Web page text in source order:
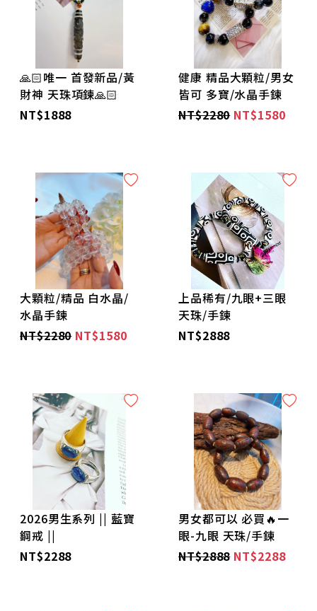
🌹水晶 聖物必備用品/碎石消磁/精油保養 區🌹
🌼大手圍大尺寸 手鍊🌼
🌻雙圈/三圈/多圈 手鍊🌻
🌹無禁忌水晶區🌹
🌼稀有-天鐵隕石 系列🌼
🌹好磁場-檀香柱 系列🌹
🌼隨身-符類🌼
🚩素圈素串串🚩
👁️西藏天珠👁️
🙏🏻開光 供奉牌🙏🏻
🙏🏻唯一 首發新品/黃
財神 天珠項鍊🙏🏻
NT$1888
健康 精品大顆粒/男女
皆可 多寶/水晶手鍊
NT$2280 NT$1580
大顆粒/精品 白水晶/
水晶手鍊
NT$2280 NT$1580
上品稀有/九眼+三眼
天珠/手鍊
NT$2888
2026男生系列 || 藍寶
鋼戒 ||
NT$2288
男女都可以 必買🔥一
眼-九眼 天珠/手鍊
NT$2888 NT$2288